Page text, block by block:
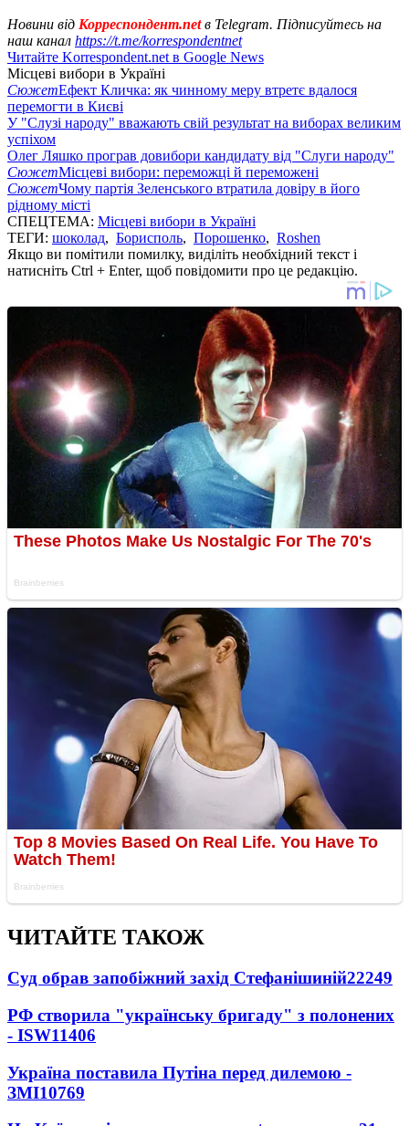
Новини від Корреспондент.netв Telegram. Підписуйтесь на
наш канал https://t.me/korrespondentnet
Читайте Korrespondent.net в Google News
Місцеві вибори в Україні
СюжетЕфект Кличка: як чинному меру втретє вдалося
перемогти в Києві
У "Слузі народу" вважають свій результат на виборах великим
успіхом
Олег Ляшко програв довибори кандидату від "Слуги народу"
СюжетМісцеві вибори: переможці й переможені
СюжетЧому партія Зеленського втратила довіру в його
рідному місті
СПЕЦТЕМА: Місцеві вибори в Україні
ТЕГИ: шоколад, Борисполь, Порошенко, Roshen
Якщо ви помітили помилку, виділіть необхідний текст і
натисніть Ctrl + Enter, щоб повідомити про це редакцію.
ЧИТАЙТЕ ТАКОЖ
Суд обрав запобіжний захід Стефанішиній22249
РФ створила "українську бригаду" з полонених
- ISW11406
Україна поставила Путіна перед дилемою -
ЗМІ10769